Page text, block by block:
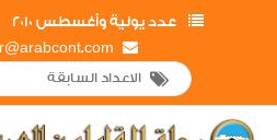
عدد يولية وأغسطس 2010